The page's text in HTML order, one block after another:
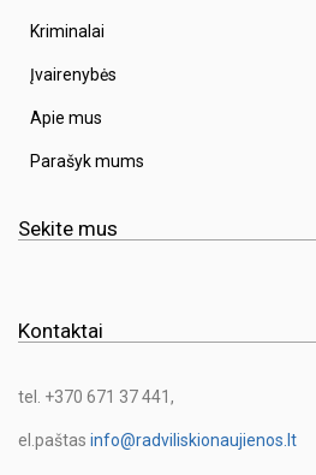
Kriminalai
Įvairenybės
Apie mus
Parašyk mums
Sekite mus
Kontaktai
tel. +370 671 37 441,
el.paštas info@radviliskionaujienos.lt